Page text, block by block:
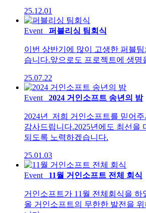
25.12.01
Event 퍼블리싱 팀회식
이번 상반기에 많이 고생한 퍼블
습니다.앞으로도 프로젝트에 생명
25.07.22
Event 2024 거인소프트 송년의 밤
2024년 저희 거인소프트를 믿어
감사드립니다.2025년에도 최선을
되도록 노력하겠습니다.
25.01.03
Event 11월 거인소프트 전체 회식
거인소프트가 11월 전체회식을
올 거인소프트의 무한한 발전을